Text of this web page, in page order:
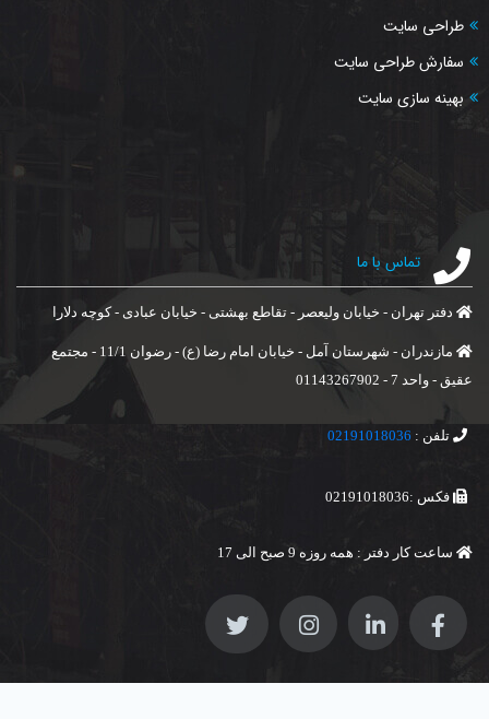
طراحی سایت
سفارش طراحی سایت
بهینه سازی سایت
تماس با ما
دفتر تهران - خیابان ولیعصر - تقاطع بهشتی - خیابان عبادی - کوچه دلارا
مازندران - شهرستان آمل - خیابان امام رضا (ع) - رضوان 11/1 - مجتمع
عقیق - واحد 7 - 01143267902
تلفن : 02191018036
فکس :02191018036
ساعت کار دفتر : همه روزه 9 صبح الی 17